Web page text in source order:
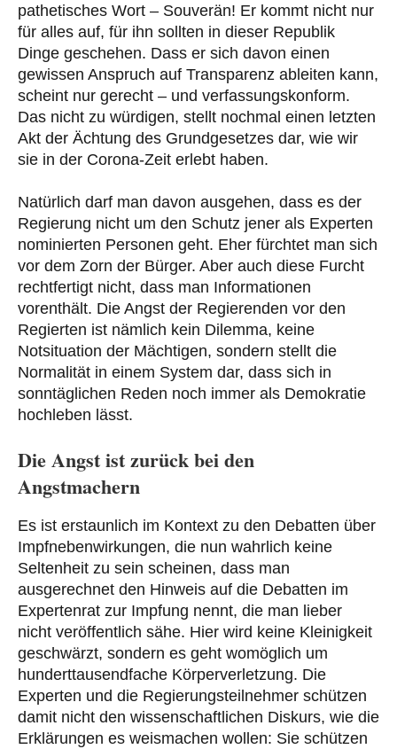
pathetisches Wort – Souverän! Er kommt nicht nur
für alles auf, für ihn sollten in dieser Republik
Dinge geschehen. Dass er sich davon einen
gewissen Anspruch auf Transparenz ableiten kann,
scheint nur gerecht – und verfassungskonform.
Das nicht zu würdigen, stellt nochmal einen letzten
Akt der Ächtung des Grundgesetzes dar, wie wir
sie in der Corona-Zeit erlebt haben.
Natürlich darf man davon ausgehen, dass es der
Regierung nicht um den Schutz jener als Experten
nominierten Personen geht. Eher fürchtet man sich
vor dem Zorn der Bürger. Aber auch diese Furcht
rechtfertigt nicht, dass man Informationen
vorenthält. Die Angst der Regierenden vor den
Regierten ist nämlich kein Dilemma, keine
Notsituation der Mächtigen, sondern stellt die
Normalität in einem System dar, dass sich in
sonntäglichen Reden noch immer als Demokratie
hochleben lässt.
Die Angst ist zurück bei den
Angstmachern
Es ist erstaunlich im Kontext zu den Debatten über
Impfnebenwirkungen, die nun wahrlich keine
Seltenheit zu sein scheinen, dass man
ausgerechnet den Hinweis auf die Debatten im
Expertenrat zur Impfung nennt, die man lieber
nicht veröffentlich sähe. Hier wird keine Kleinigkeit
geschwärzt, sondern es geht womöglich um
hunderttausendfache Körperverletzung. Die
Experten und die Regierungsteilnehmer schützen
damit nicht den wissenschaftlichen Diskurs, wie die
Erklärungen es weismachen wollen: Sie schützen